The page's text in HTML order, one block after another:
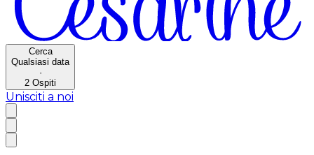
Cerca
Qualsiasi data
·
2 Ospiti
Unisciti a noi